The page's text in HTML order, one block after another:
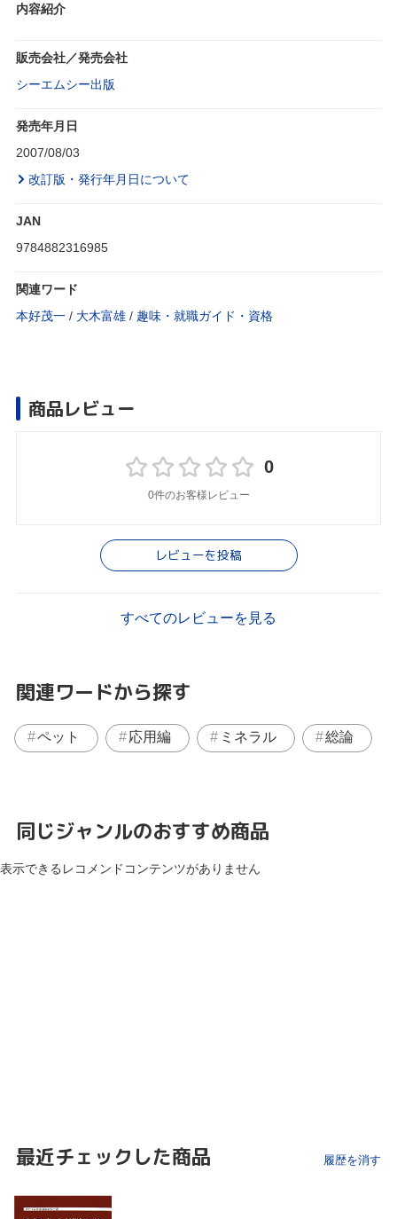
内容紹介
販売会社／発売会社
シーエムシー出版
発売年月日
2007/08/03
改訂版・発行年月日について
JAN
9784882316985
関連ワード
本好茂一 / 大木富雄 / 趣味・就職ガイド・資格
商品レビュー
0
0件のお客様レビュー
レビューを投稿
すべてのレビューを見る
関連ワードから探す
ペット 応用編 ミネラル 総論
同じジャンルのおすすめ商品
表示できるレコメンドコンテンツがありません
最近チェックした商品 履歴を消す